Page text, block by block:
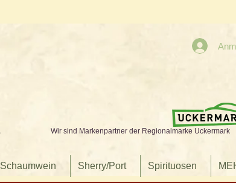
Wir sind Markenpartner der Regionalmarke Uckermark
Schaumwein Sherry/Port Spirituosen